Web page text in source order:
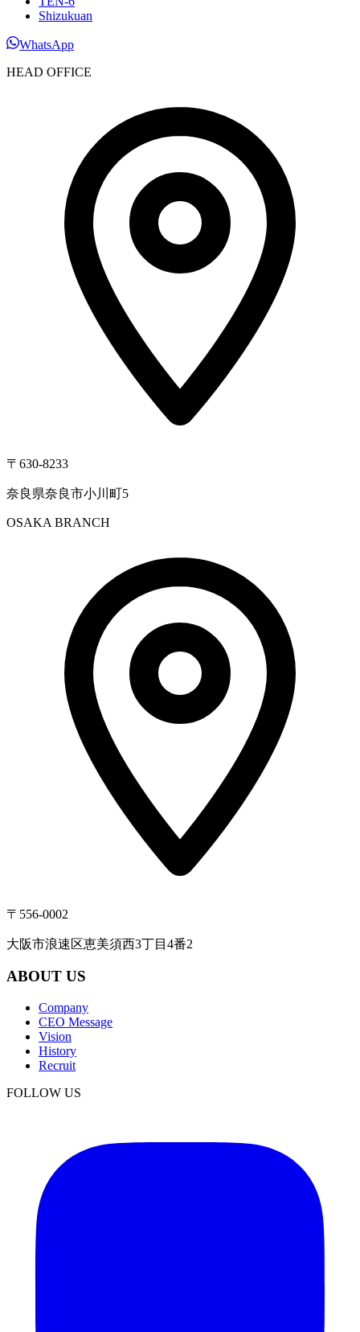
Shizukuan
WhatsApp
HEAD OFFICE
〒630-8233
奈良県奈良市小川町5
OSAKA BRANCH
〒556-0002
大阪市浪速区恵美須西3丁目4番2
ABOUT US
Company
CEO Message
Vision
History
Recruit
FOLLOW US